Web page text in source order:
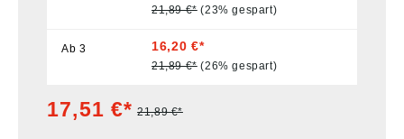
21,89 €* (23% gespart)
Ab 3 16,20 €*
21,89 €* (26% gespart)
17,51 €* 21,89 €*